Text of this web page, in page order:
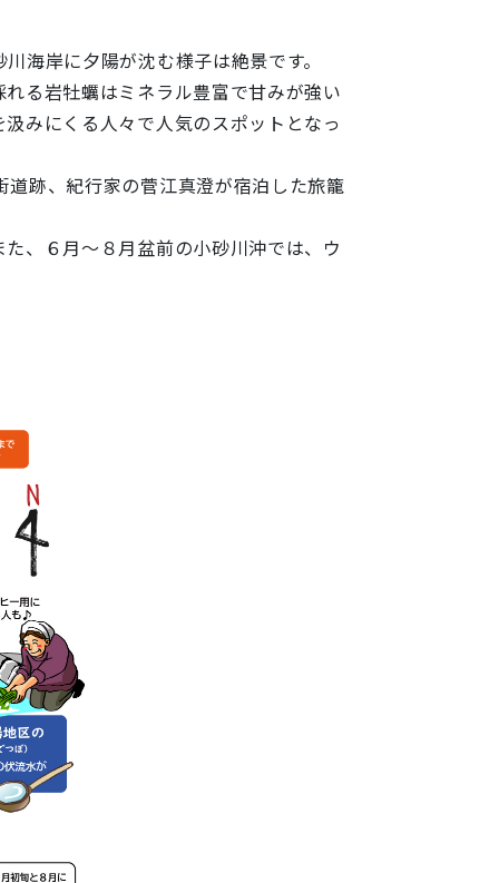
岸に夕陽が沈む様子は絶景です。
る岩牡蠣はミネラル豊富で甘みが強い
みにくる人々で人気のスポットとなっ
跡、紀行家の菅江真澄が宿泊した旅籠
、６月～８月盆前の小砂川沖では、ウ